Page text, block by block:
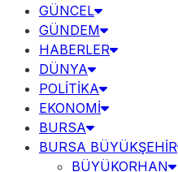
GÜNCEL
GÜNDEM
HABERLER
DÜNYA
POLİTİKA
EKONOMİ
BURSA
BURSA BÜYÜKŞEHİR
BÜYÜKORHAN